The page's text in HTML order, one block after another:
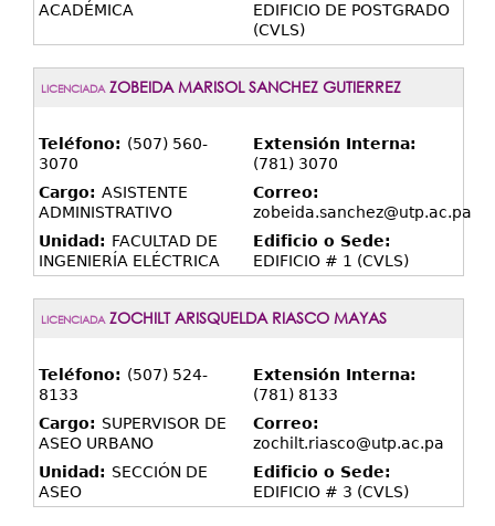
ACADÉMICA
EDIFICIO DE POSTGRADO
(CVLS)
LICENCIADA ZOBEIDA MARISOL SANCHEZ GUTIERREZ
Teléfono: (507) 560-
3070
Extensión Interna:
(781) 3070
Cargo: ASISTENTE
ADMINISTRATIVO
Correo:
zobeida.sanchez@utp.ac.pa
Unidad: FACULTAD DE
INGENIERÍA ELÉCTRICA
Edificio o Sede:
EDIFICIO # 1 (CVLS)
LICENCIADA ZOCHILT ARISQUELDA RIASCO MAYAS
Teléfono: (507) 524-
8133
Extensión Interna:
(781) 8133
Cargo: SUPERVISOR DE
ASEO URBANO
Correo:
zochilt.riasco@utp.ac.pa
Unidad: SECCIÓN DE
ASEO
Edificio o Sede:
EDIFICIO # 3 (CVLS)